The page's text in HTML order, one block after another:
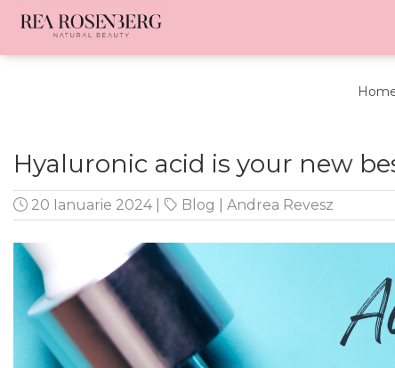
Hyaluronic acid is your new
20 Ianuarie 2024| Blog Andrea Revesz